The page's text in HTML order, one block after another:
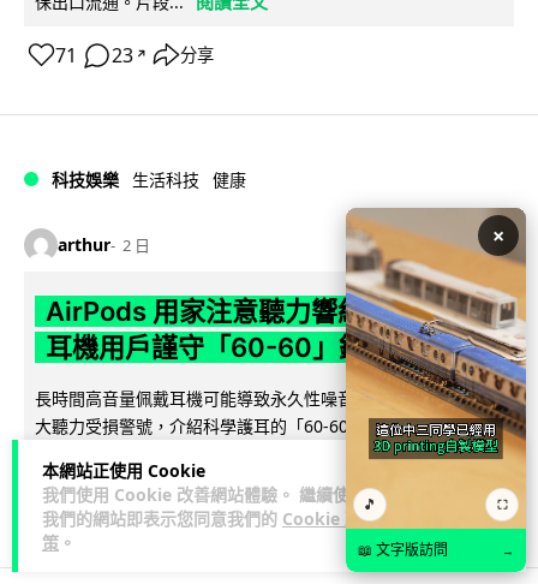
本網站正使用 Cookie
我們使用 Cookie 改善網站體驗。 繼續使用
我們的網站即表示您同意我們的 Cookie 政
策 。
71 23 ↗ 分享
科技娛樂 生活科技 健康
arthur 2 日
AirPods 用家注意聽力響紅燈 醫學界籲
耳機用戶謹守「60-60」鐵律
長時間高音量佩戴耳機可能導致永久性噪音性聽損。本文盤點 4
大聽力受損警號，介紹科學護耳的「60-60 原則」及 Apple 內
20 分享
×
🎵 ⛶
📖 文字版訪問 →